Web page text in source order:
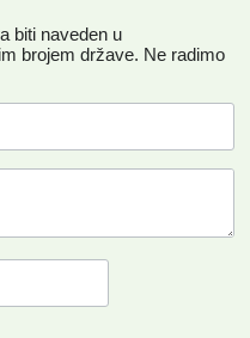
biti naveden u
brojem države. Ne radimo